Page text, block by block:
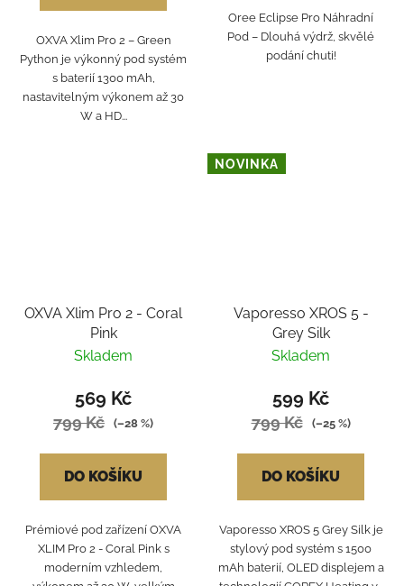
OXVA Xlim Pro 2 – Green
Python je výkonný pod systém
s baterií 1300 mAh,
nastavitelným výkonem až 30
W a HD...
Oree Eclipse Pro Náhradní
Pod – Dlouhá výdrž, skvělé
podání chuti!
OXVA Xlim Pro 2 - Coral
Pink
Skladem
569 Kč
799 Kč (–28 %)
DO KOŠÍKU
Prémiové pod zařízení OXVA
XLIM Pro 2 - Coral Pink s
moderním vzhledem,
NOVINKA
Vaporesso XROS 5 -
Grey Silk
Skladem
599 Kč
799 Kč (–25 %)
DO KOŠÍKU
Vaporesso XROS 5 Grey Silk je
stylový pod systém s 1500
mAh baterií, OLED displejem a